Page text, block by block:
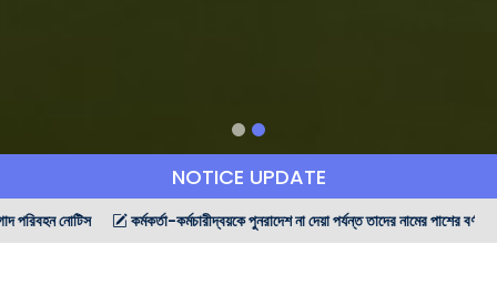
NOTICE UPDATE
কর্মকর্তা-কর্মচারীদ্বয়কে পুনরাদেশ না দেয়া পর্যন্ত তাদের নামের পাশের বর্ণনার আলোকে দায়িত্ব